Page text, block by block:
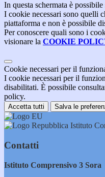
In questa schermata è
I cookie necessari sono quelli
piattaforma e non è possibile
Per conoscere quali sono i
visionare la COOKIE
Cookie necessari per il
I cookie necessari per il
disabilitati. È possibile
policy.
Accetta tutti Salva le
Istituto
Contatti
Istituto Comprensivo 3 Sora